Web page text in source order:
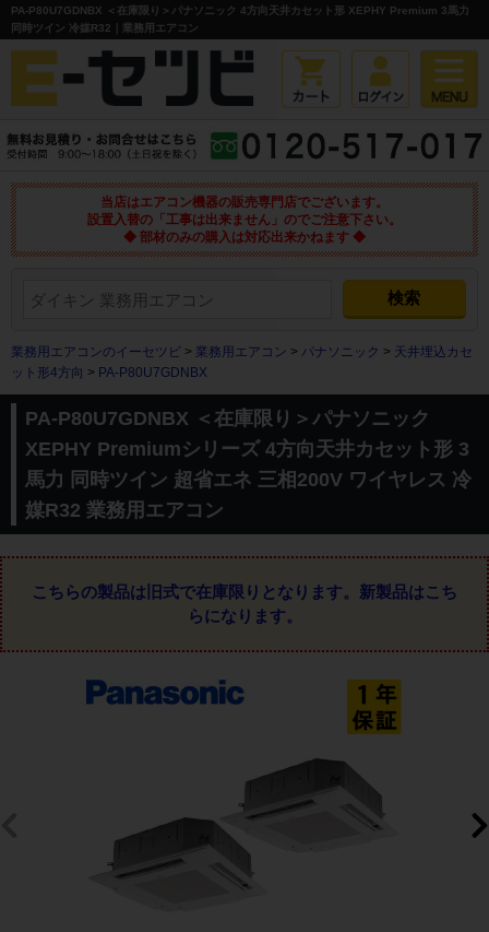
PA-P80U7GDNBX ＜在庫限り＞パナソニック 4方向天井カセット形 XEPHY Premium 3馬力
同時ツイン 冷媒R32｜業務用エアコン
当店はエアコン機器の販売専門店でございます。
設置入替の「工事は出来ません」のでご注意下さい。
◆ 部材のみの購入は対応出来かねます ◆
業務用エアコンのイーセツビ > 業務用エアコン > パナソニック > 天井埋込カセ
ット形4方向 > PA-P80U7GDNBX
PA-P80U7GDNBX ＜在庫限り＞パナソニック
XEPHY Premiumシリーズ 4方向天井カセット形 3
馬力 同時ツイン 超省エネ 三相200V ワイヤレス 冷
媒R32 業務用エアコン
こちらの製品は旧式で在庫限りとなります。 新製品はこち
らになります。